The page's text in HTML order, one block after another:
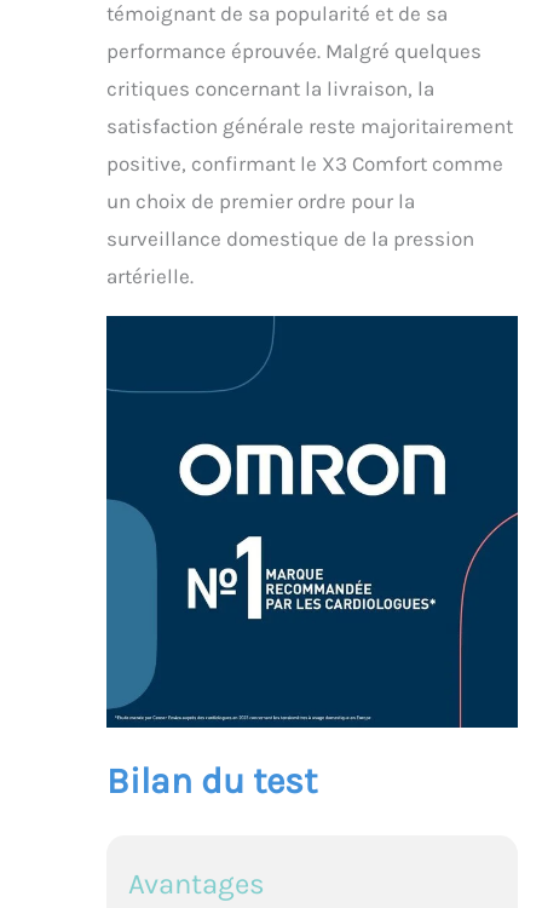
témoignant de sa popularité et de sa
performance éprouvée. Malgré quelques
critiques concernant la livraison, la
satisfaction générale reste majoritairement
positive, confirmant le X3 Comfort comme
un choix de premier ordre pour la
surveillance domestique de la pression
artérielle.
Bilan du test
Avantages